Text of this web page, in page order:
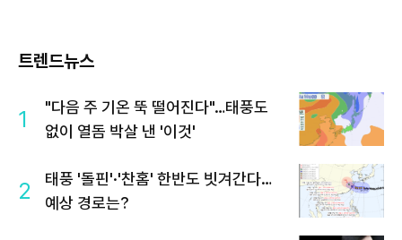
트렌드뉴스
1
"다음 주 기온 뚝 떨어진다"…태풍도
없이 열돔 박살 낸 '이것'
2
태풍 '돌핀'·'찬홈' 한반도 빗겨간다…
예상 경로는?